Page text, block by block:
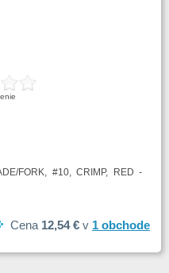
FORK, #10, CRIMP, RED -
Cena 12,54 € v 1 obchode